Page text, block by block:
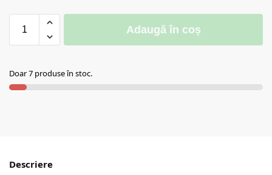
Adaugă în coș
Doar 7 produse în stoc.
Descriere